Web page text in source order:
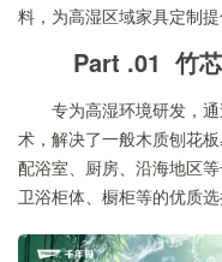
料，为高湿区域家具定制提
Part .01 竹
专为高湿环境研发，
术，解决了一般木质刨花
配浴室、厨房、沿海地区
卫浴柜体、橱柜等的优质选